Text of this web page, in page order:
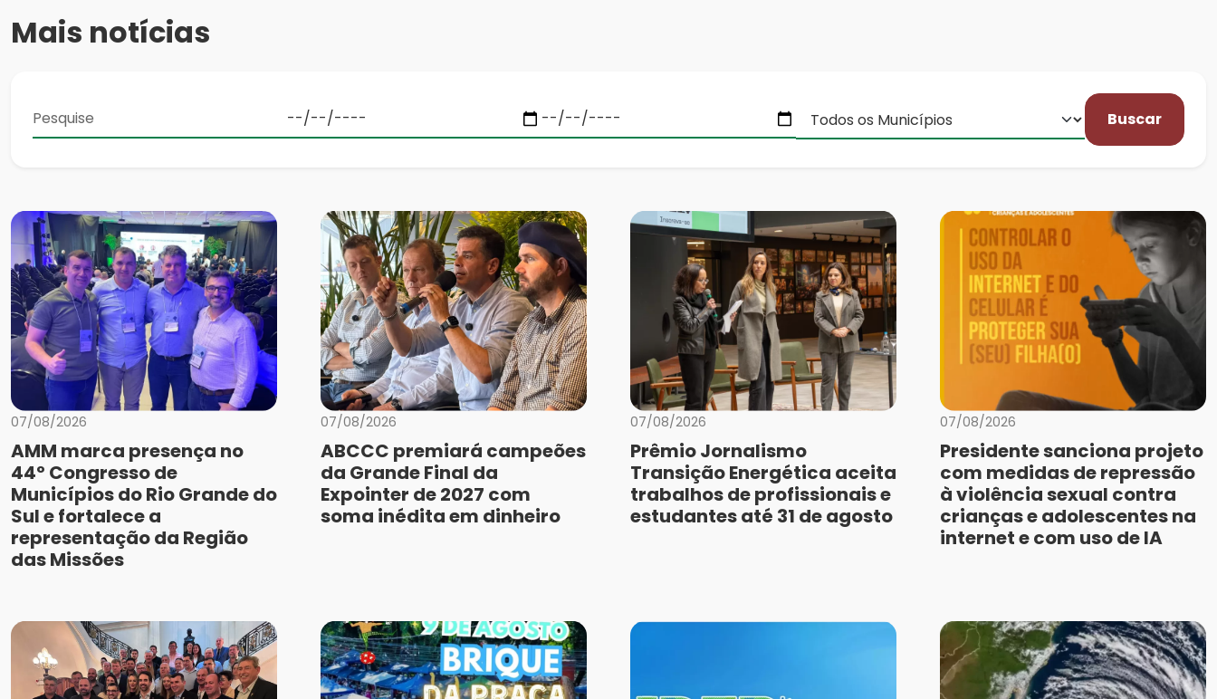
Mais notícias
Buscar
07/08/2026
AMM marca presença no
44º Congresso de
Municípios do Rio Grande do
Sul e fortalece a
representação da Região
das Missões
07/08/2026
ABCCC premiará campeões
da Grande Final da
Expointer de 2027 com
soma inédita em dinheiro
07/08/2026
Prêmio Jornalismo
Transição Energética aceita
trabalhos de profissionais e
estudantes até 31 de agosto
07/08/2026
Presidente sanciona projeto
com medidas de repressão
à violência sexual contra
crianças e adolescentes na
internet e com uso de IA